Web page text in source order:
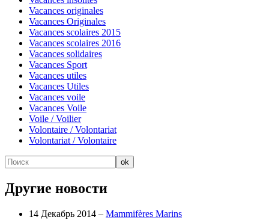
Vacances originales
Vacances Originales
Vacances scolaires 2015
Vacances scolaires 2016
Vacances solidaires
Vacances Sport
Vacances utiles
Vacances Utiles
Vacances voile
Vacances Voile
Voile / Voilier
Volontaire / Volontariat
Volontariat / Volontaire
Другие новости
14 Декабрь 2014 – Mammifères Marins